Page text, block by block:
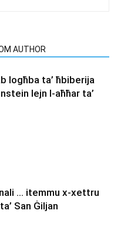
AUTHOR
logħba ta’ ħbiberija
lejn l-aħħar ta’
… itemmu x-xettru
San Ġiljan